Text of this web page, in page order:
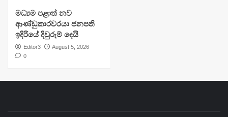
මධ්‍යම පළාත් නව
ආණ්ඩුකාරවරයා ජනපති
ඉදිරියේ දිවුරුම් දෙයි
Editor3
August 5, 2026
0